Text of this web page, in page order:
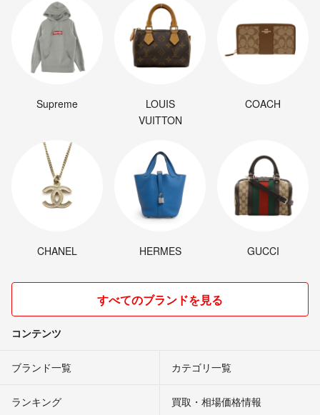
Supreme
LOUIS
VUITTON
COACH
CHANEL HERMES GUCCI
すべてのブランドを見る
コンテンツ
ブランド一覧 カテゴリ一覧
ランキング 買取・相場価格情報